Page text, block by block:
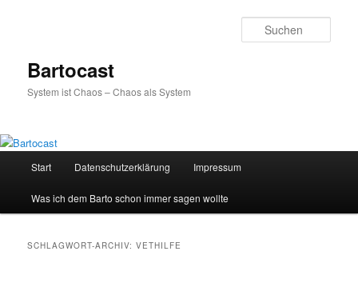
Bartocast
System ist Chaos – Chaos als System
Start Datenschutzerklärung Impressum
Was ich dem Barto schon immer sagen wollte
SCHLAGWORT-ARCHIV:VETHILFE